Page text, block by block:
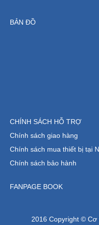
BẢN ĐỒ
CHÍNH SÁCH HỖ TRỢ
Chính sách giao hàng
Chính sách mua thiết bị tại
Chính sách bảo hành
FANPAGE BOOK
2016 Copyright ©